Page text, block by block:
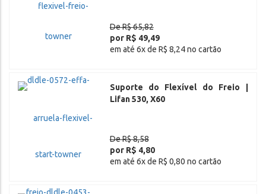
De R$ 65,82
por R$ 49,49
em até 6x de R$ 8,24 no cartão
Suporte do Flexível do Freio |
Lifan 530, X60
De R$ 8,58
por R$ 4,80
em até 6x de R$ 0,80 no cartão